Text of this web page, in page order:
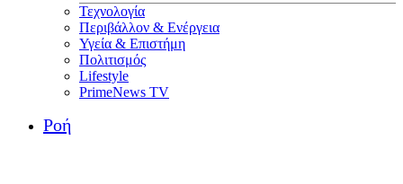
Τεχνολογία
Περιβάλλον & Ενέργεια
Υγεία & Επιστήμη
Πολιτισμός
Lifestyle
PrimeNews TV
Ροή